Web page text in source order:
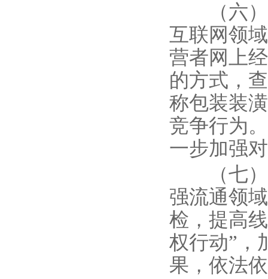
（六）
互联网领
营者网上
的方式，
称包装装
竞争行为
一步加强
（七）
强流通领
检，提高
权行动”，
果，依法